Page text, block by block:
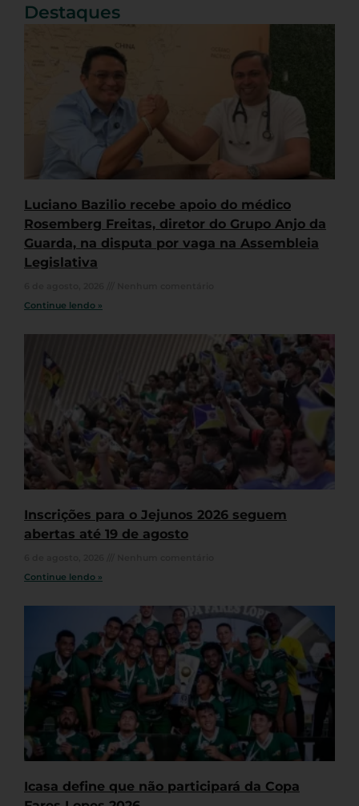
Destaques
Luciano Bazilio recebe apoio do médico
Rosemberg Freitas, diretor do Grupo Anjo da
Guarda, na disputa por vaga na Assembleia
Legislativa
Continue lendo »
Inscrições para o Jejunos 2026 seguem
abertas até 19 de agosto
Continue lendo »
Icasa define que não participará da Copa